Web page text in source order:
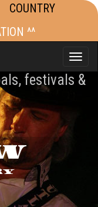
COUNTRY
^^
Toggle
festivals &